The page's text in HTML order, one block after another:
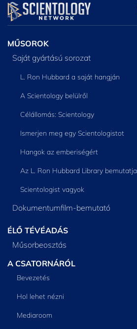
MŰSORNÉZÉS MŰSORNÉZÉS
MŰSOROK
Saját gyártású sorozat
L. Ron Hubbard a saját hangján
A Scientology belülről
Célállomás: Scientology
Ismerjen meg egy Scientologistot
Hangok az emberiségért
Az L. Ron Hubbard Library bemutatja
Scientologist vagyok
Dokumentumfilm-bemutató
ÉLŐ TÉVÉADÁS
Műsorbeosztás
A CSATORNÁRÓL
Bevezetés
Hol lehet nézni
Mediaroom